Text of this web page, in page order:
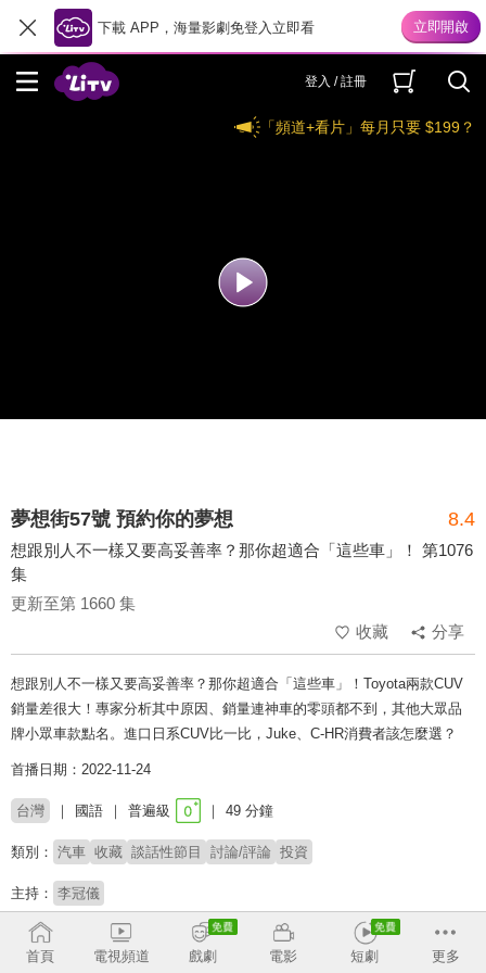
下載 APP，海量影劇免登入立即看
登入 / 註冊
「頻道+看片」每月只要 $199？
夢想街57號 預約你的夢想 8.4
想跟別人不一樣又要高妥善率？那你超適合「這些車」！ 第1076
集
更新至第 1660 集
收藏
分享
想跟別人不一樣又要高妥善率？那你超適合「這些車」！Toyota兩款CUV
銷量差很大！專家分析其中原因、銷量連神車的零頭都不到，其他大眾品
牌小眾車款點名。進口日系CUV比一比，Juke、C-HR消費者該怎麼選？
首播日期：2022-11-24
台灣 國語 普遍級 49 分鐘
類別： 汽車 收藏 談話性節目 討論/評論 投資
主持： 李冠儀
首頁 電視頻道 戲劇 電影 短劇 更多